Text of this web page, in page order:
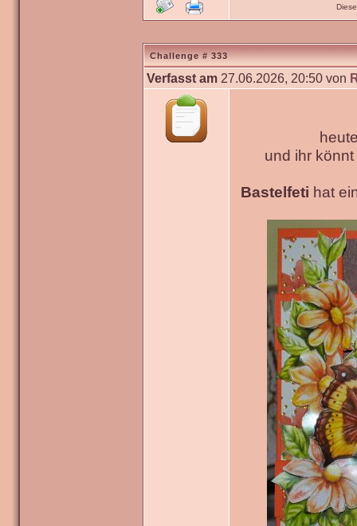
Challenge # 333
Verfasst am 27.06.2026, 20:50 von
und ihr
Bastelfeti hat